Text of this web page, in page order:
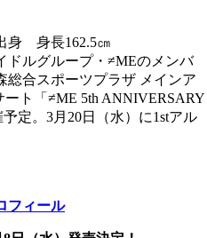
身 身長162.5㎝
ルグループ・≠MEのメンバ
総合スポーツプラザ メインア
ト「≠ME 5th ANNIVERSARY
定。3月20日（水）に1stアル
フィール